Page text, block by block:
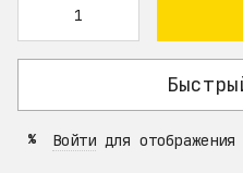
% Войти для